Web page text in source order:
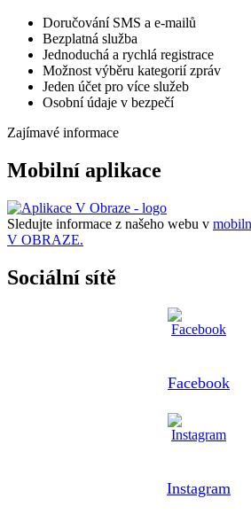
Doručování SMS a e-mailů
Bezplatná služba
Jednoduchá a rychlá registrace
Možnost výběru kategorií zpráv
Jeden účet pro více služeb
Osobní údaje v bezpečí
Zajímavé informace
Mobilní aplikace
Sledujte informace z našeho webu v
V OBRAZE.
Sociální sítě
Facebook
Instagram